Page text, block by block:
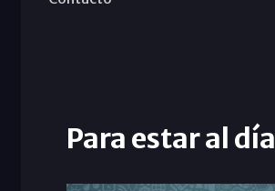
Para estar al día